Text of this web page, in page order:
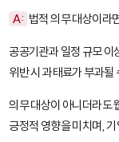
A: 법적 의무 대상이라
공공기관과 일정 규모
위반 시 과태료가 부과될
의무 대상이 아니더라도
긍정적 영향을 미치며,